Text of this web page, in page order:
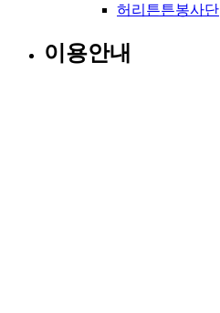
허리튼튼봉사단
이용안내